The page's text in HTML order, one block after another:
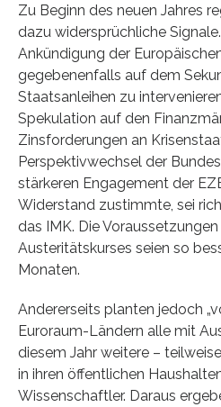
Zu Beginn des neuen Jahres
dazu widersprüchliche
Ankündigung der
gegebenenfalls auf dem
Staatsanleihen zu
Spekulation auf den
Zinsforderungen an
Perspektivwechsel der
stärkeren Engagement der
Widerstand zustimmte, sei
das IMK. Die
Austeritätskurses seien so
Monaten.
Andererseits planten jedoch
Euroraum-Ländern alle mit
diesem Jahr weitere –
in ihren öffentlichen
Wissenschaftler. Daraus